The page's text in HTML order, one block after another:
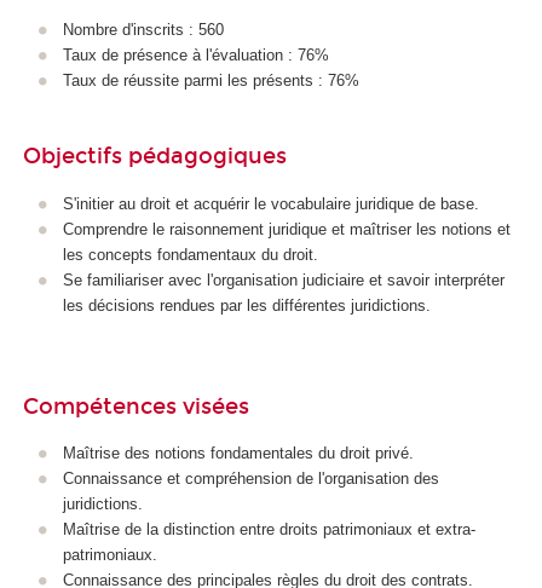
Nombre d'inscrits : 560
Taux de présence à l'évaluation : 76%
Taux de réussite parmi les présents : 76%
Objectifs pédagogiques
S'initier au droit et acquérir le vocabulaire juridique de base.
Comprendre le raisonnement juridique et maîtriser les notions et
les concepts fondamentaux du droit.
Se familiariser avec l'organisation judiciaire et savoir interpréter
les décisions rendues par les différentes juridictions.
Compétences visées
Maîtrise des notions fondamentales du droit privé.
Connaissance et compréhension de l'organisation des
juridictions.
Maîtrise de la distinction entre droits patrimoniaux et extra-
patrimoniaux.
Connaissance des principales règles du droit des contrats.